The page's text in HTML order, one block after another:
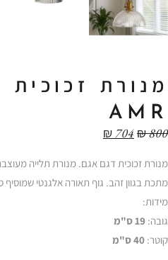
מנורת
AMR
₪800
₪ 704
מנורת זכוכית דגם אגם. מנורת תלייה
מתכת בגוון זהב. גוף תאורה אלגנטי שמוסיף
מידות:
גובה: 19 ס"מ
קוטר: 40 ס"מ